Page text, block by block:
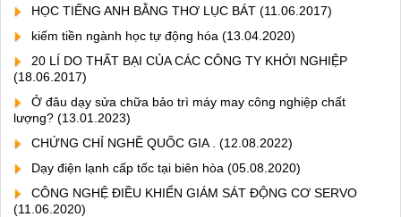
HỌC TIẾNG ANH BẰNG THƠ LỤC BÁT (11.06.2017)
kiếm tiền ngành học tự động hóa (13.04.2020)
20 LÍ DO THẤT BẠI CỦA CÁC CÔNG TY KHỞI NGHIỆP
(18.06.2017)
Ở đâu dạy sửa chữa bảo trì máy may công nghiệp chất
lượng? (13.01.2023)
CHỨNG CHỈ NGHỀ QUỐC GIA .
(12.08.2022)
Dạy điện lạnh cấp tốc tại biên hòa (05.08.2020)
CÔNG NGHỆ ĐIỀU KHIỂN GIÁM SÁT ĐỘNG CƠ SERVO
(11.06.2020)